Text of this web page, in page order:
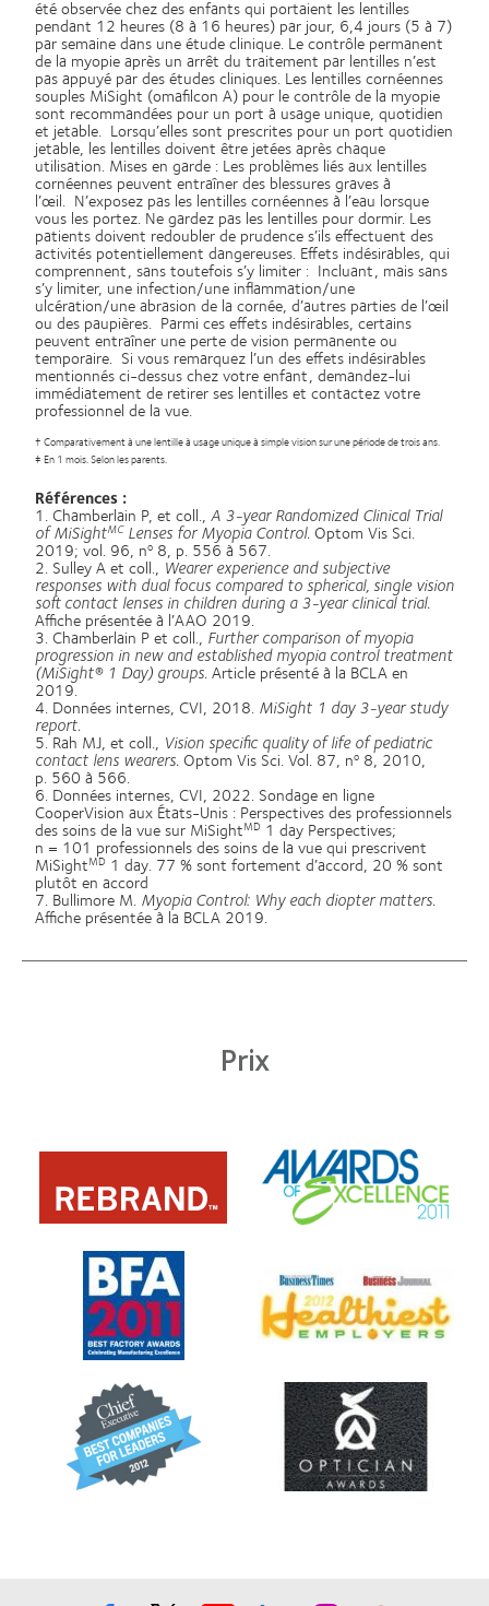
été observée chez des enfants qui portaient les lentilles
pendant 12 heures (8 à 16 heures) par jour, 6,4 jours (5 à 7)
par semaine dans une étude clinique. Le contrôle permanent
de la myopie après un arrêt du traitement par lentilles n’est
pas appuyé par des études cliniques. Les lentilles cornéennes
souples MiSight (omafilcon A) pour le contrôle de la myopie
sont recommandées pour un port à usage unique, quotidien
et jetable. Lorsqu’elles sont prescrites pour un port quotidien
jetable, les lentilles doivent être jetées après chaque
utilisation. Mises en garde : Les problèmes liés aux lentilles
cornéennes peuvent entraîner des blessures graves à
l’œil. N’exposez pas les lentilles cornéennes à l’eau lorsque
vous les portez. Ne gardez pas les lentilles pour dormir. Les
patients doivent redoubler de prudence s’ils effectuent des
activités potentiellement dangereuses. Effets indésirables, qui
comprennent, sans toutefois s’y limiter : Incluant, mais sans
s’y limiter, une infection/une inflammation/une
ulcération/une abrasion de la cornée, d’autres parties de l’œil
ou des paupières. Parmi ces effets indésirables, certains
peuvent entraîner une perte de vision permanente ou
temporaire. Si vous remarquez l’un des effets indésirables
mentionnés ci-dessus chez votre enfant, demandez-lui
immédiatement de retirer ses lentilles et contactez votre
professionnel de la vue.
† Comparativement à une lentille à usage unique à simple vision sur une période de trois ans.
‡ En 1 mois. Selon les parents.
Références :
1. Chamberlain P, et coll., A 3-year Randomized Clinical Trial
of MiSightMCLenses for Myopia Control.Optom Vis Sci.
2019; vol. 96, no 8, p. 556 à 567.
2. Sulley A et coll., Wearer experience and subjective
responses with dual focus compared to spherical, single vision
soft contact lenses in children during a 3-year clinical trial.
Affiche présentée à l’AAO 2019.
3. Chamberlain P et coll., Further comparison of myopia
progression in new and established myopia control treatment
(MiSight® 1 Day) groups.Article présenté à la BCLA en
2019.
4. Données internes, CVI, 2018. MiSight 1 day 3-year study
report.
5. Rah MJ, et coll., Vision specific quality of life of pediatric
contact lens wearers.Optom Vis Sci. Vol. 87, no 8, 2010,
p. 560 à 566.
6. Données internes, CVI, 2022. Sondage en ligne
CooperVision aux États-Unis : Perspectives des professionnels
des soins de la vue sur MiSightMD 1 day Perspectives;
n = 101 professionnels des soins de la vue qui prescrivent
MiSightMD 1 day. 77 % sont fortement d’accord, 20 % sont
plutôt en accord
7. Bullimore M. Myopia Control: Why each diopter matters.
Affiche présentée à la BCLA 2019.
Prix
Learn
more
about
«
Award
Learn
more
about
d’excellence
par
l’ODMA,
2011
Learn
more
about
«
Best
Factory
Awards
»,
2011
Learn
more
about
«
Employers
Area
2012
Learn
more
about
Best
Companies
Learn
more
about
Contact
Lens